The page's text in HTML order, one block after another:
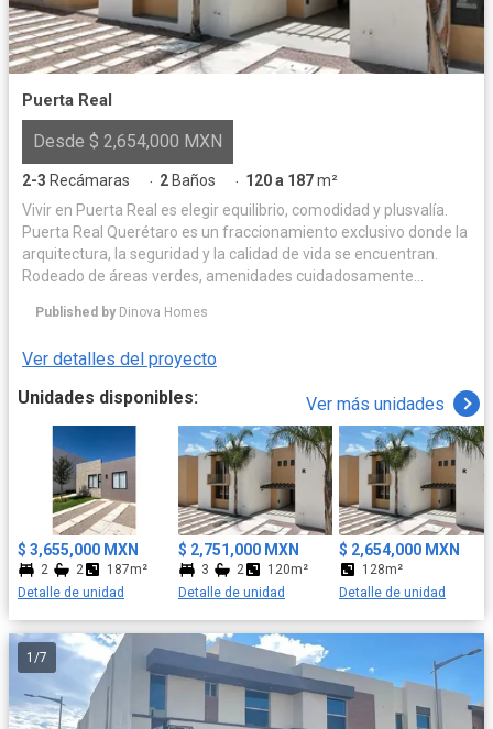
Puerta Real
Desde $ 2,654,000 MXN
2-3 Recámaras · 2 Baños · 120 a 187m²
Vivir en Puerta Real es elegir equilibrio, comodidad y plusvalía.
Puerta Real Querétaro es un fraccionamiento exclusivo donde la
arquitectura, la seguridad y la calidad de vida se encuentran.
Rodeado de áreas verdes, amenidades cuidadosamente
armonioso para disfrutar cada día. Su ubicación privilegiada
Acceso controlado 24/7, mantenimiento permanente y un
ambiente residencial que eleva tu forma de vivir. Puerta Real no
es solo un hogar, es un estándar de vida.
Published by Dinova Homes
Ver detalles del proyecto
Unidades disponibles:
Ver más unidades
$ 3,655,000 MXN
2 2
187m²
Detalle de unidad
$ 2,751,000 MXN
3 2
120m²
Detalle de unidad
$ 2,654,000 MXN
128m²
Detalle de unidad
1 /7